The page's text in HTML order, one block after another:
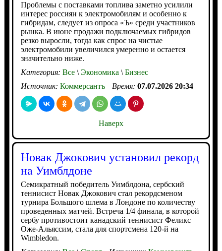
Проблемы с поставками топлива заметно усилили
интерес россиян к электромобилям и особенно к
гибридам, следует из опроса «Ъ» среди участников
рынка. В июне продажи подключаемых гибридов
резко выросли, тогда как спрос на чистые
электромобили увеличился умеренно и остается
значительно ниже.
Категория: Все\Экономика \Бизнес
Источник: Коммерсантъ Время: 07.07.2026 20:34
Наверх
Новак Джокович установил рекорд
на Уимблдоне
Семикратный победитель Уимблдона, сербский
теннисист Новак Джокович стал рекордсменом
турнира Большого шлема в Лондоне по количеству
проведенных матчей. Встреча 1/4 финала, в которой
сербу противостоит канадский теннисист Феликс
Оже-Альяссим, стала для спортсмена 120-й на
Wimbledon.